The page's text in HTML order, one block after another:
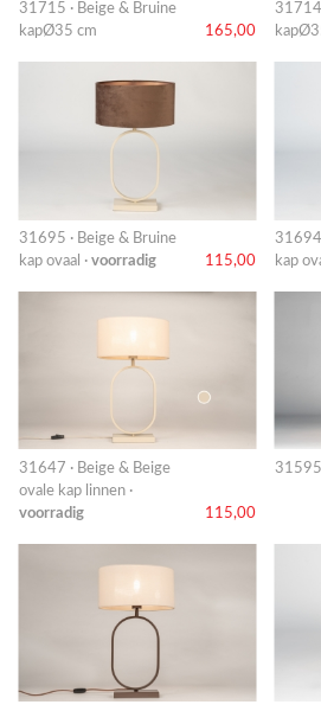
31715 · Beige & Bruine
kapØ35 cm
165,00
31714
31695 · Beige & Bruine
kap ovaal · voorradig 115,00
31694
kap
31647 · Beige & Beige
ovale kap linnen ·
voorradig
115,00
31595